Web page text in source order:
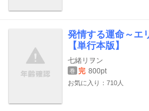
発情する運命～エ
【単行本版】
七緒リヲン
巻 完 800pt
お気に入り：710人